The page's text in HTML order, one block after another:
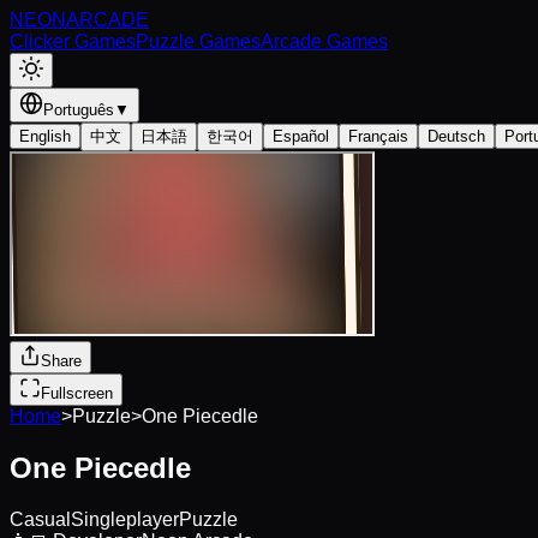
NEONARCADE
Clicker GamesPuzzle GamesArcade Games
Português ▼
English
中文 日本語 한국어 Español Français Deutsch
Share
Fullscreen
Home>Puzzle>One Piecedle
One Piecedle
Casual SingleplayerPuzzle